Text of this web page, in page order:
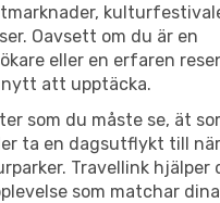
Oavsett om du är en
eller en erfaren
att upptäcka.
som du måste se, ät
ta en dagsutflykt till
Travellink hjälper
som matchar